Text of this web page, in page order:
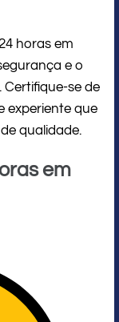
horas em
e o
se de
experiente que
qualidade.
em